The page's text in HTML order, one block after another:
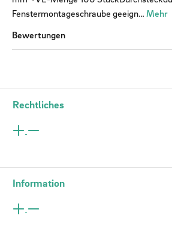
Fenstermontageschraube geeign… Mehr
Bewertungen
Rechtliches
Information